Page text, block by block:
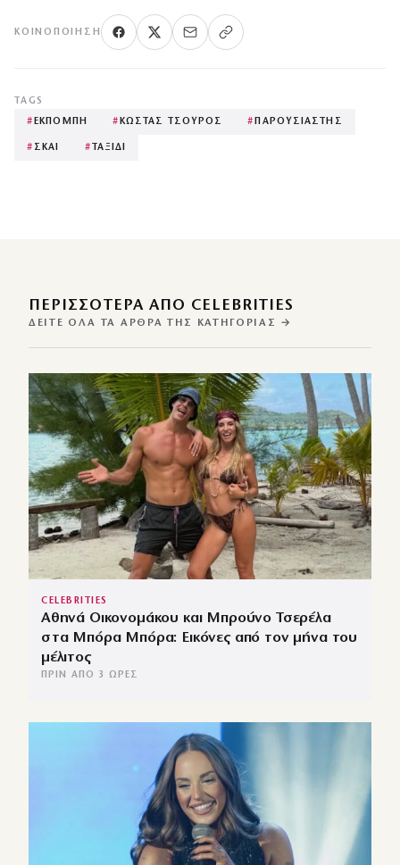
ΚΟΙΝΟΠΟΊΗΣΗ
TAGS
# ΕΚΠΟΜΠΗ # ΚΩΣΤΑΣ ΤΣΟΥΡΟΣ # ΠΑΡΟΥΣΙΑΣΤΗΣ
# ΣΚΑΙ # ΤΑΞΙΔΙ
ΠΕΡΙΣΣΌΤΕΡΑ ΑΠΌ CELEBRITIES
ΔΕΊΤΕ ΌΛΑ ΤΑ ΆΡΘΡΑ ΤΗΣ ΚΑΤΗΓΟΡΊΑΣ →
CELEBRITIES
Αθηνά Οικονομάκου και Μπρούνο Τσερέλα
στα Μπόρα Μπόρα: Εικόνες από τον μήνα του
μέλιτος
ΠΡΙΝ ΑΠΌ 3 ΏΡΕΣ